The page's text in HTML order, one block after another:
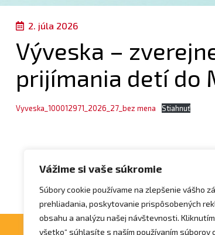
Vážime si vaše súkromie
Súbory cookie používame na zlepšenie vášho
prehliadania, poskytovanie prispôsobených
obsahu a analýzu našej návštevnosti. Kliknutím
všetko“ súhlasíte s naším používaním súborov
2. júla 2026
Výveska –
prijímania detí do
Vyveska_100012971_2026_27_bez mena Stiahnuť